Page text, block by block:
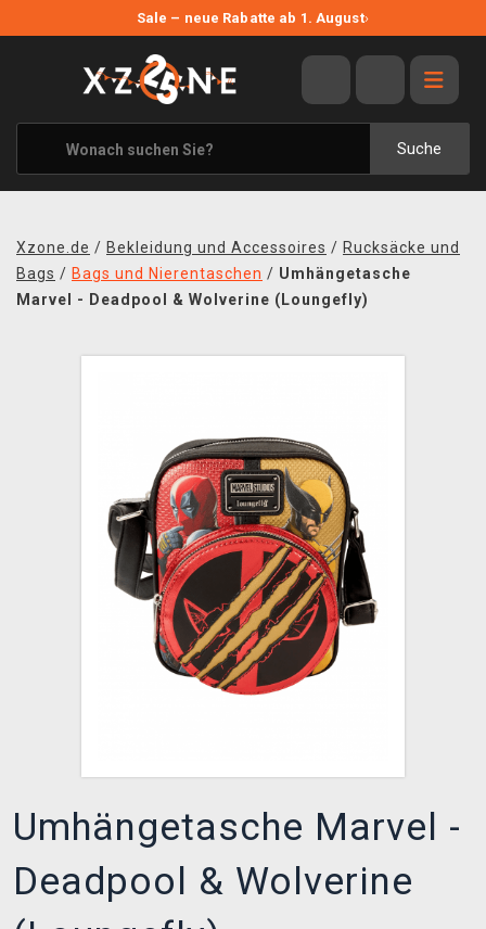
Sale – neue Rabatte ab 1. August›
Suche
ANGEBOTE
ALLE MARKEN
XZONE ORIGINALS
KLEIDUNG & ACCESSOIRES
BÜCHER & COMICS
XZONE CLUB
Xzone.de / Bekleidung und Accessoires / Rucksäcke und
Bags / Bags und Nierentaschen / Umhängetasche
Marvel - Deadpool & Wolverine (Loungefly)
Umhängetasche Marvel -
Deadpool & Wolverine